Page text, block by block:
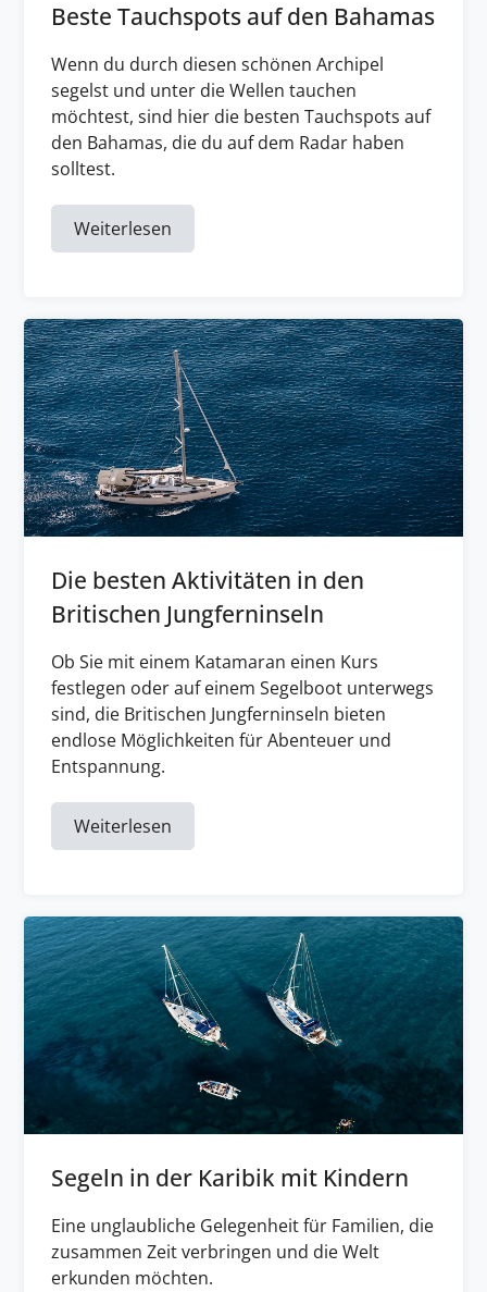
Beste Tauchspots auf den Bahamas
Wenn du durch diesen schönen Archipel
segelst und unter die Wellen tauchen
möchtest, sind hier die besten Tauchspots auf
den Bahamas, die du auf dem Radar haben
solltest.
Weiterlesen
Die besten Aktivitäten in den
Britischen Jungferninseln
Ob Sie mit einem Katamaran einen Kurs
festlegen oder auf einem Segelboot unterwegs
sind, die Britischen Jungferninseln bieten
endlose Möglichkeiten für Abenteuer und
Entspannung.
Weiterlesen
Segeln in der Karibik mit Kindern
Eine unglaubliche Gelegenheit für Familien, die
zusammen Zeit verbringen und die Welt
erkunden möchten.